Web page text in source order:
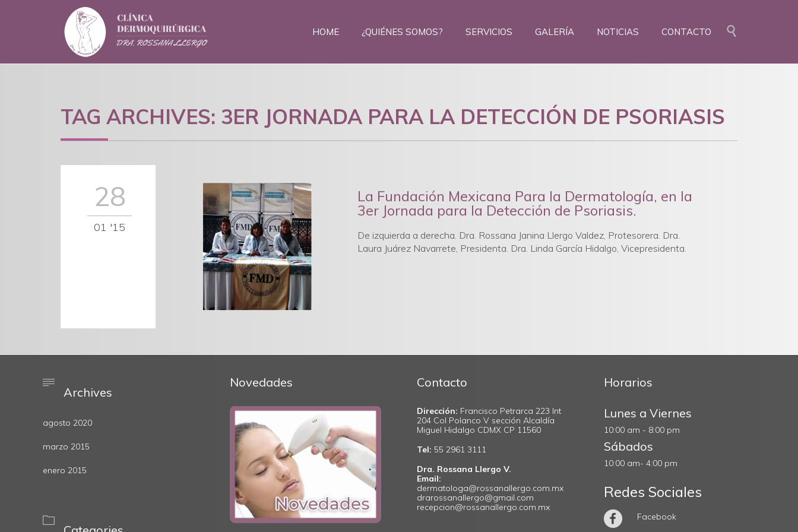
Skip
HOME ¿QUIÉNES SOMOS? SERVICIOS GALERÍA NOTICIAS CONTACTO 
TAG ARCHIVES: 3ER JORNADA PARA LA DETECCIÓN DE PSORIASIS
28
01 '15
La Fundación Mexicana Para la Dermatología, en la
3er Jornada para la Detección de Psoriasis.
De izquierda a derecha. Dra. Rossana Janina Llergo Valdez, Protesorera. Dra.
Laura Juárez Navarrete, Presidenta. Dra. Linda García Hidalgo, Vicepresidenta.

Archives
agosto 2020
marzo 2015
enero 2015

Novedades Contacto
Dirección: Francisco Petrarca 223 Int
204 Col Polanco V sección Alcaldía
Miguel Hidalgo CDMX CP 11560
Tel: 55 2961 3111
Dra. Rossana Llergo V.
Email:
dermatologa@rossanallergo.com.mx
drarossanallergo@gmail.com
recepcion@rossanallergo.com.mx
Horarios
Lunes a Viernes
10:00 am - 8:00 pm
Sábados
10:00 am- 4:00 pm
Redes Sociales
Facebook